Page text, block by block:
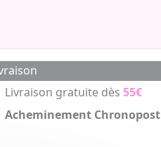
Livraison gratuite dès55€
Acheminement Chronopost